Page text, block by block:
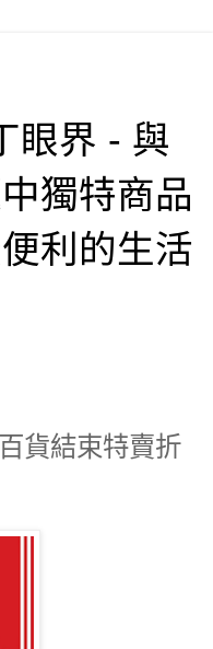
眼界 - 與
獨特商品
利的生活
貨結束特賣折